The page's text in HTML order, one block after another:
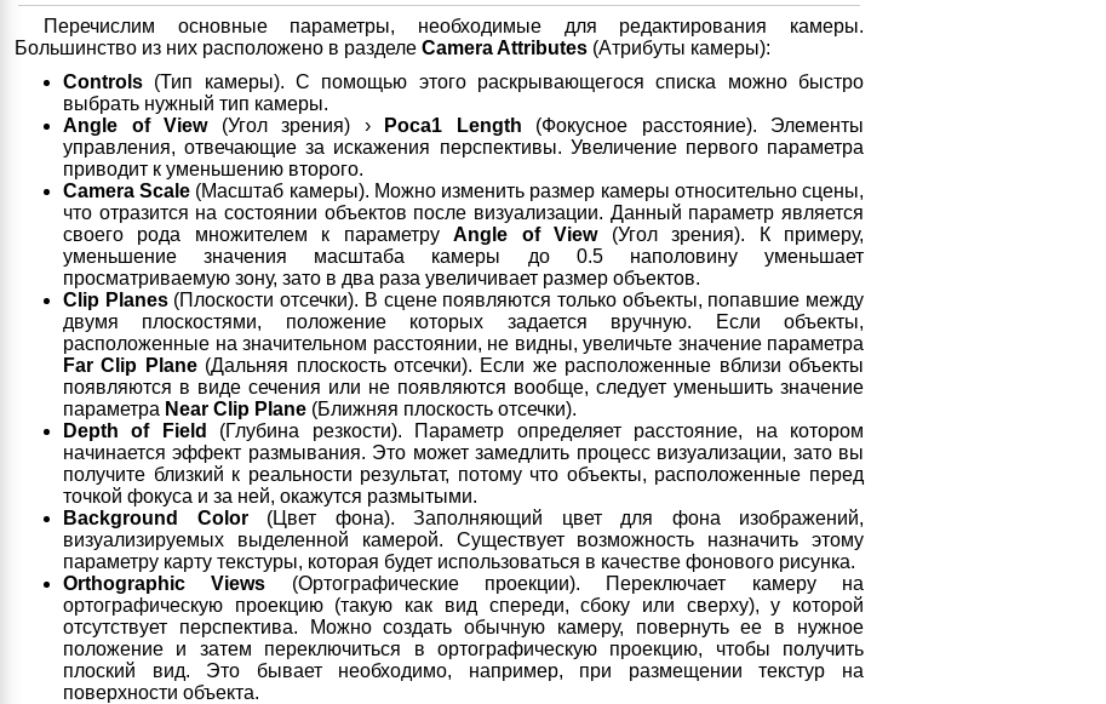
Перечислим основные параметры, необходимые для редактирования камеры.
Большинство из них расположено в разделе Camera Attributes (Атрибуты камеры):
Controls (Тип камеры). С помощью этого раскрывающегося списка можно быстро
выбрать нужный тип камеры.
Angle of View(Угол зрения) › Роса1 Length (Фокусное расстояние). Элементы
управления, отвечающие за искажения перспективы. Увеличение первого параметра
приводит к уменьшению второго.
Camera Scale (Масштаб камеры). Можно изменить размер камеры относительно сцены,
что отразится на состоянии объектов после визуализации. Данный параметр является
своего рода множителем к параметруAngle of View(Угол зрения). К примеру,
уменьшение значения масштаба камеры до 0.5 наполовину уменьшает
просматриваемую зону, зато в два раза увеличивает размер объектов.
Clip Planes(Плоскости отсечки). В сцене появляются только объекты, попавшие между
двумя плоскостями, положение которых задается вручную. Если объекты,
расположенные на значительном расстоянии, не видны, увеличьте значение параметра
Far Clip Plane(Дальняя плоскость отсечки). Если же расположенные вблизи объекты
появляются в виде сечения или не появляются вообще, следует уменьшить значение
параметра Near Clip Plane (Ближняя плоскость отсечки).
Depth of Field
(Глубина резкости). Параметр определяет расстояние, на котором
начинается эффект размывания. Это может замедлить процесс визуализации, зато вы
получите близкий к реальности результат, потому что объекты, расположенные перед
точкой фокуса и за ней, окажутся размытыми.
Background Color(Цвет фона). Заполняющий цвет для фона изображений,
визуализируемых выделенной камерой. Существует возможность назначить этому
параметру карту текстуры, которая будет использоваться в качестве фонового рисунка.
Orthographic Views (Ортографические проекции). Переключает камеру на
ортографическую проекцию (такую как вид спереди, сбоку или сверху), у которой
отсутствует перспектива. Можно создать обычную камеру, повернуть ее в нужное
положение и затем переключиться в ортографическую проекцию, чтобы получить
плоский вид. Это бывает необходимо, например, при размещении текстур на
поверхности объекта.